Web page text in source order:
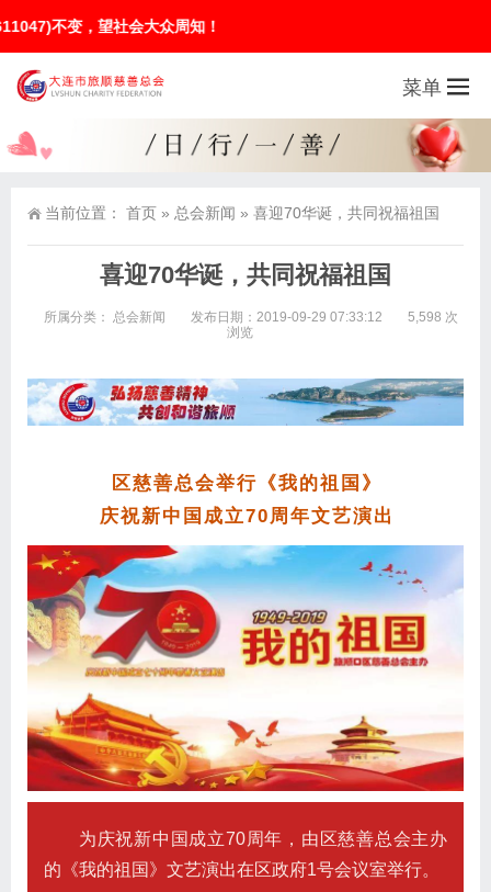
【通知公告】旅顺口区慈善总会乔迁新址：区慈善总会
菜单
当前位置： 首页 » 总会新闻 » 喜迎70华诞，共同祝福祖国
喜迎70华诞，共同祝福祖国
所属分类： 总会新闻 发布日期：2019-09-29 07:33:12
5,598 次
浏览
区慈善总会举行《我的祖国》
庆祝新中国成立70周年文艺演出
为庆祝新中国成立70周年，由区慈善总会主办
的《我的祖国》文艺演出在区政府1号会议室举行。